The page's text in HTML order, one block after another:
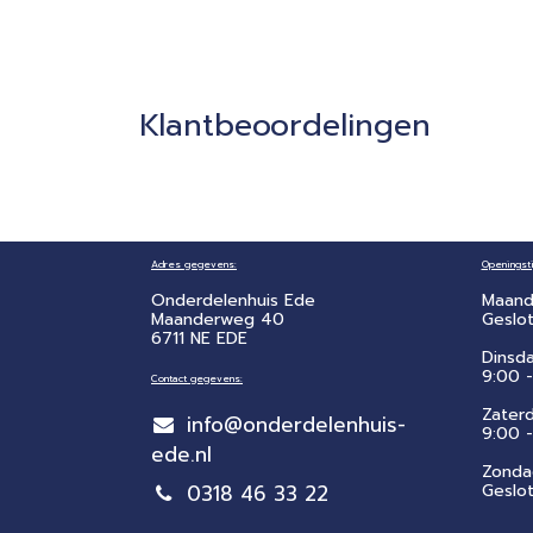
Klantbeoordelingen
Adres gegevens:
Onderdelenhuis Ede
Maanderweg 40
6711 NE EDE
Contact gegevens:
info@onderdelenhuis-
ede.nl
0318 46 33 22
9:00
​9:00